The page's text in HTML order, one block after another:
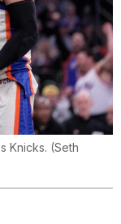
Knicks. (Seth